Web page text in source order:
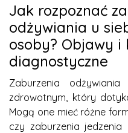
Jak rozpoznać
odżywiania u
osoby? Objawy
diagnostyczne
Zaburzenia
zdrowotnym, który
Mogą one mieć różne
czy zaburzenia